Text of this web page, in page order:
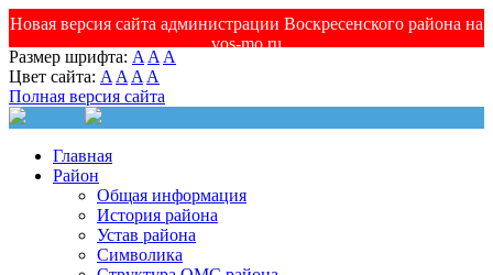
Новая версия сайта администрации Воскресенского района на
vos-mo.ru
Размер шрифта: A A A
Цвет сайта: A A A A
Полная версия сайта
Главная
Район
Общая информация
История района
Устав района
Символика